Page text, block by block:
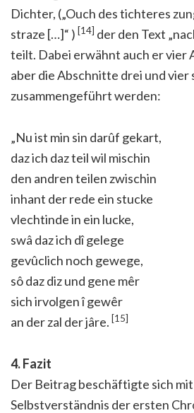
Dichter, („Ouch des tichteres
straze […]“ ) [14] der den Text
teilt. Dabei erwähnt auch er vier
aber die Abschnitte drei und vier
zusammengeführt werden:
„Nu ist min sin darûf gekart,
daz ich daz teil wil mischin
den andren teilen zwischin
inhant der rede ein stucke
vlechtinde in ein lucke,
swâ daz ich dî gelege
gevûclich noch gewege,
sô daz diz und gene mêr
sich irvolgen î gewêr
an der zal der jâre. [15]
4. Fazit
Der Beitrag beschäftigte sich
Selbstverständnis der ersten